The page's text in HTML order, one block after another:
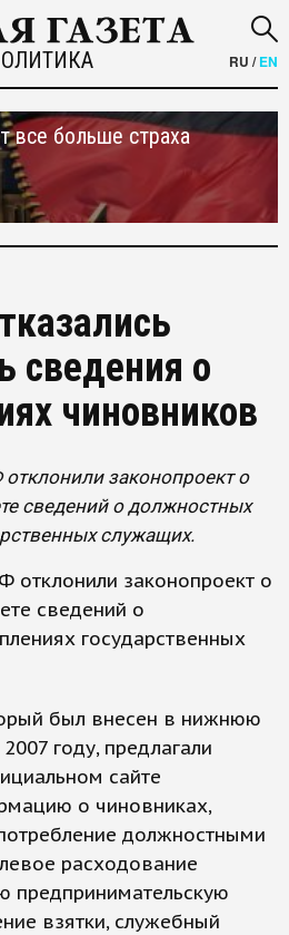
RU /EN
больше страха
сведения о
чиновников
законопроект о
сведений о должностных
служащих.
отклонили законопроект о
сведений о
государственных
был внесен в нижнюю
году, предлагали
сайте
о чиновниках,
должностными
расходование
предпринимательскую
взятки, служебный